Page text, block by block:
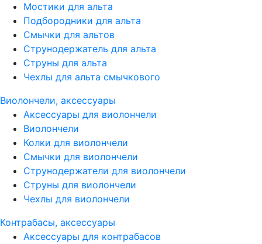
Мостики для альта
Подбородники для альта
Смычки для альтов
Струнодержатель для альта
Струны для альта
Чехлы для альта смычкового
Виолончели, аксессуары
Аксессуары для виолончели
Виолончели
Колки для виолончели
Смычки для виолончели
Струнодержатели для виолончели
Струны для виолончели
Чехлы для виолончели
Контрабасы, аксессуары
Аксессуары для контрабасов